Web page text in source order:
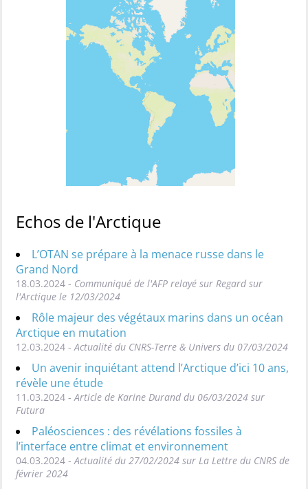
Echos de l'Arctique
L’OTAN se prépare à la menace russe dans le
Grand Nord
18.03.2024 - Communiqué de l'AFP relayé sur Regard sur
l'Arctique le 12/03/2024
Rôle majeur des végétaux marins dans un océan
Arctique en mutation
12.03.2024 - Actualité du CNRS-Terre & Univers du 07/03/2024
Un avenir inquiétant attend l’Arctique d’ici 10 ans,
révèle une étude
11.03.2024 - Article de Karine Durand du 06/03/2024 sur
Futura
Paléosciences : des révélations fossiles à
l’interface entre climat et environnement
04.03.2024 - Actualité du 27/02/2024 sur La Lettre du CNRS de
février 2024